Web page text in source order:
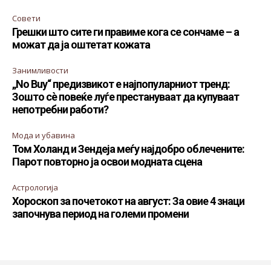
Совети
Грешки што сите ги правиме кога се сончаме – а
можат да ја оштетат кожата
Занимливости
„No Buy“ предизвикот е најпопуларниот тренд:
Зошто сè повеќе луѓе престануваат да купуваат
непотребни работи?
Мода и убавина
Том Холанд и Зендеја меѓу најдобро облечените:
Парот повторно ја освои модната сцена
Астрологија
Хороскоп за почетокот на август: За овие 4 знаци
започнува период на големи промени